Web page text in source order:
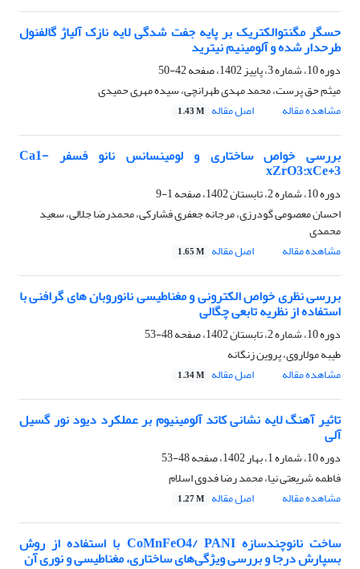
حسگر مگنتوالکتریک بر پایه جفت شدگی لایه نازک آلیاژ گالفنول
طرحدار شده و آلومینیم نیترید
دوره 10، شماره 3، پاییز 1402، صفحه
42-50
میثم حق پرست، محمد مهدی طهرانچی، سیده مهری حمیدی
مشاهده مقاله
اصل مقاله 1.43 M
بررسی خواص ساختاری و لومینسانس نانو فسفر Ca1-
xZrO3:xCe+3
دوره 10، شماره 2، تابستان 1402، صفحه
1-9
احسان معصومی گودرزی، مرجانه جعفری فشارکی، محمدرضا جلالی، سعید
محمدی
مشاهده مقاله
اصل مقاله 1.65 M
بررسی نظری خواص الکترونی و مغناطیسی نانوروبان های گرافنی با
استفاده از نظریه تابعی چگالی
دوره 10، شماره 2، تابستان 1402، صفحه
48-53
طیبه مولاروی، پروین زنگانه
مشاهده مقاله
اصل مقاله 1.34 M
تاثیر آهنگ لایه نشانی کاتد آلومینیوم بر عملکرد دیود نور گسیل
آلی
دوره 10، شماره 1، بهار 1402، صفحه
48-53
فاطمه شریعتی نیا، محمد رضا فدوی اسلام
مشاهده مقاله
اصل مقاله 1.27 M
ساخت نانوچندسازه CoMnFeO4/ PANI با استفاده از روش
بسپارش درجا و بررسی ویژگی‌های ساختاری، مغناطیسی و نوری آن